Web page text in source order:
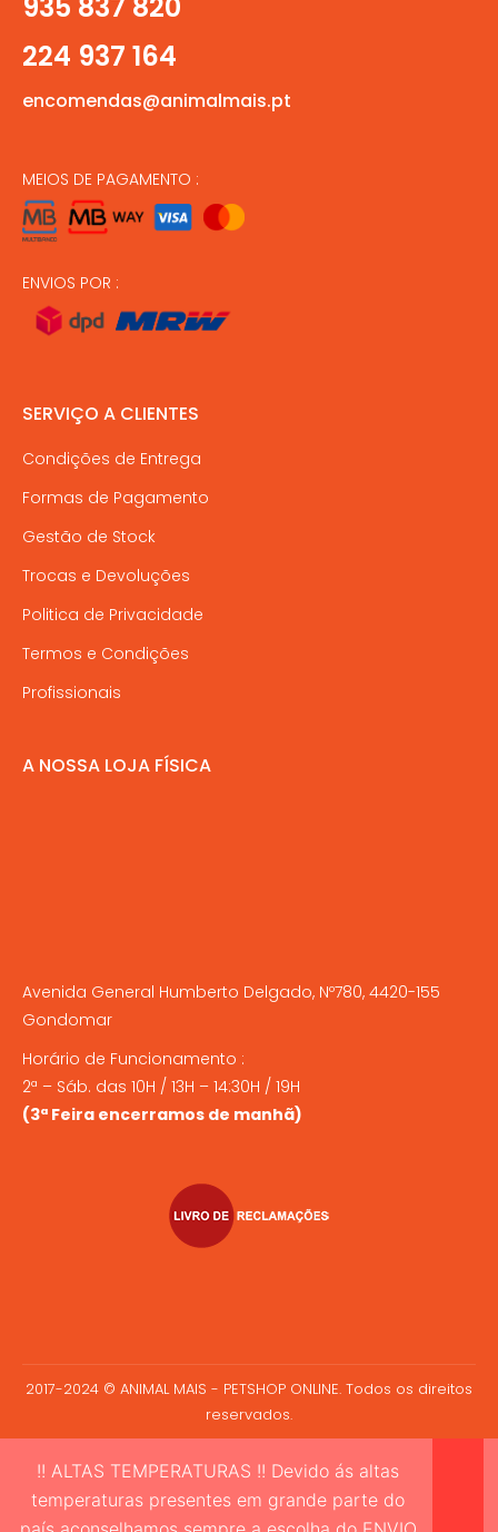
224 937 164
encomendas@animalmais.pt
MEIOS DE PAGAMENTO :
ENVIOS POR :
SERVIÇO A CLIENTES
Condições de Entrega
Formas de Pagamento
Gestão de Stock
Trocas e Devoluções
Politica de Privacidade
Termos e Condições
Profissionais
A NOSSA LOJA FÍSICA
Avenida General Humberto Delgado, Nº780, 4420-155
Gondomar
Horário de Funcionamento :
2ª – Sáb. das 10H / 13H – 14:30H / 19H
(3ª Feira encerramos de manhã)
2017-2024 © ANIMAL MAIS - PETSHOP ONLINE. Todos os direitos
reservados.
!! ALTAS TEMPERATURAS !! Devido ás altas
temperaturas presentes em grande parte do